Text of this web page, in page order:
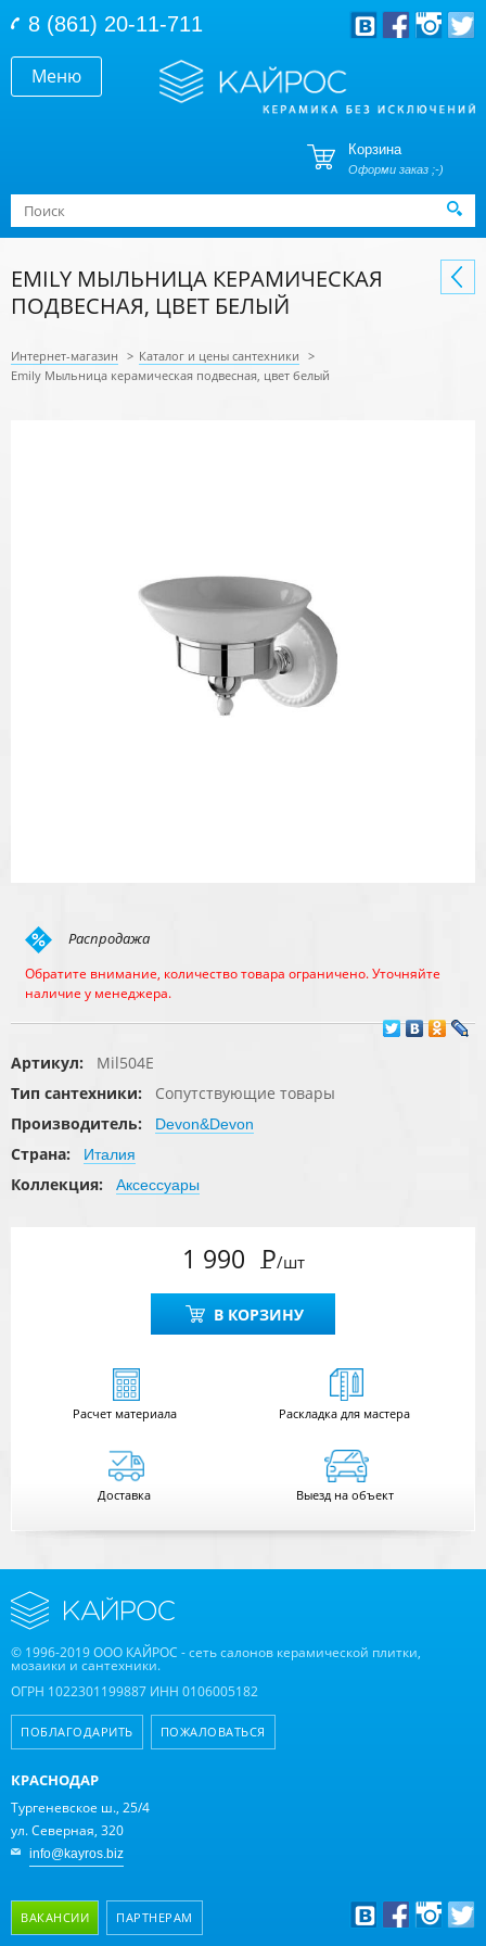
Меню
8 (861) 20-11-711
Корзина
Оформи заказ ;-)
Форма поиска
Поиск
EMILY МЫЛЬНИЦА КЕРАМИЧЕСКАЯ
ПОДВЕСНАЯ, ЦВЕТ БЕЛЫЙ
Интернет-магазин > Каталог и цены сантехники >
Emily Мыльница керамическая подвесная, цвет белый
Распродажа
Обратите внимание, количество товара ограничено. Уточняйте
наличие у менеджера.
Артикул:
Mil504E
Тип сантехники:
Сопутствующие товары
Производитель:
Devon&Devon
Страна: Италия
Коллекция: Аксессуары
1 990 Р/шт
В КОРЗИНУ
Расчетматериала Раскладка для мастера
Доставка Выезд на объект
© 1996-2019 ООО КАЙРОС - сеть салонов керамической плитки,
мозаики и сантехники.
ОГРН 1022301199887 ИНН 0106005182
ПОБЛАГОДАРИТЬ ПОЖАЛОВАТЬСЯ
КРАСНОДАР
Тургеневское ш., 25/4
ул. Северная, 320
info@kayros.biz
ВАКАНСИИ ПАРТНЕРАМ